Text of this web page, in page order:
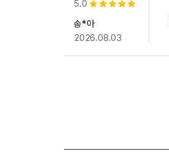
5.0 별점 5개
송*아
2026.08.03